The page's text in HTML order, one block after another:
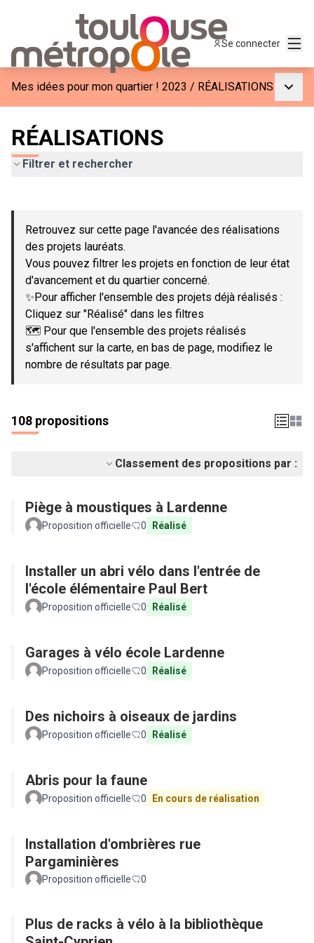
Se connecter
Mes idées pour mon quartier ! 2023 / RÉALISATIONS
RÉALISATIONS
Filtrer et rechercher
−
Retrouvez sur cette page l'avancée des réalisations
des projets lauréats.
Vous pouvez filtrer les projets en fonction de leur état
d'avancement et du quartier concerné.
✨Pour afficher l'ensemble des projets déjà réalisés :
Cliquez sur "Réalisé" dans les filtres
🗺️ Pour que l'ensemble des projets réalisés
s'affichent sur la carte, en bas de page, modifiez le
nombre de résultats par page.
108 propositions
Classement des propositions par :
Piège à moustiques à Lardenne
Proposition officielle 0 Réalisé
Installer un abri vélo dans l'entrée de
l'école élémentaire Paul Bert
Proposition officielle 0 Réalisé
Garages à vélo école Lardenne
Proposition officielle 0 Réalisé
Des nichoirs à oiseaux de jardins
Proposition officielle 0 Réalisé
Abris pour la faune
Proposition officielle 0 En cours de réalisation
Installation d'ombrières rue
Pargaminières
Proposition officielle 0
Plus de racks à vélo à la bibliothèque